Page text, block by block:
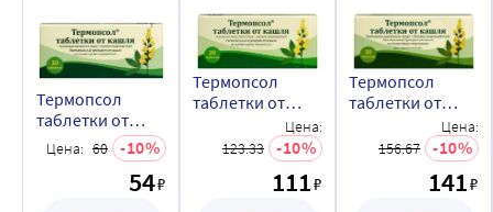
Термопсол
таблетки от
кашля 10 шт.
таблетки
Цена: 60 10
54₽
Термопсол
таблетки от
кашля 20 шт.
таблетки
Цена:
123.33
10
111₽
Термопсол
таблетки от
кашля 30 шт.
таблетки
Цена:
156.67
10
141₽